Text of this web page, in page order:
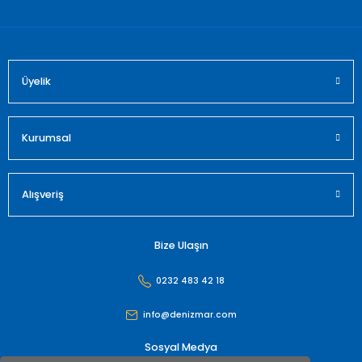
Üyelik
Kurumsal
Alışveriş
Bize Ulaşın
0232 483 42 18
info@denizmar.com
Sosyal Medya